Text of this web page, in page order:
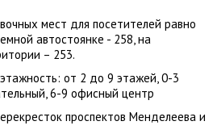
мест для посетителей равно
автостоянке - 258, на
– 253.
от 2 до 9 этажей, 0-3
6-9 офисный центр
проспектов Менделеева и